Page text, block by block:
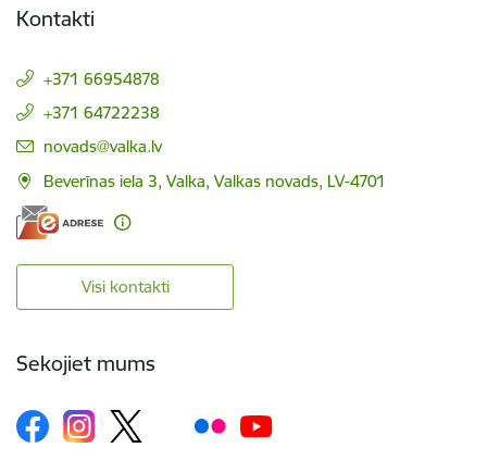
Kontakti
+371 66954878
+371 64722238
E-pasts:
novads@valka.lv
Beverīnas iela 3, Valka, Valkas novads, LV-4701
Visi kontakti
Sekojiet mums